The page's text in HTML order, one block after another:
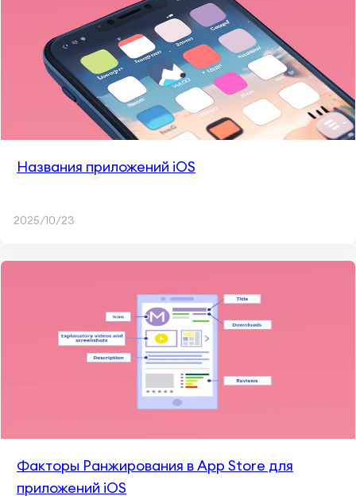
Названия приложений iOS
2025/10/23
Факторы Ранжирования в App Store для
приложений iOS